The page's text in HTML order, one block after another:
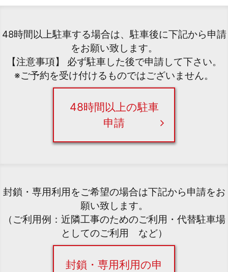
48時間以上駐車する場合は、駐車後に下記から申請
をお願い致します。
【注意事項】 必ず駐車した後で申請して下さい。
※ご予約を受け付けるものではございません。
48時間以上の駐車
申請
封鎖・専用利用をご希望の場合は下記から申請をお
願い致します。
（ご利用例：近隣工事のためのご利用・代替駐車場
としてのご利用 など）
封鎖・専用利用の申